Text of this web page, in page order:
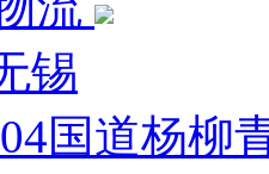
锡
国道杨柳